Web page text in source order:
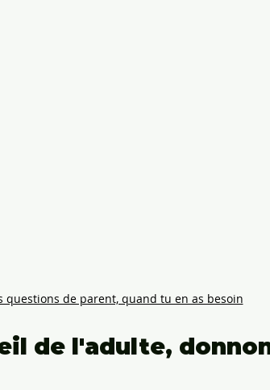
questions de parent, quand tu en as besoin
de l'adulte,